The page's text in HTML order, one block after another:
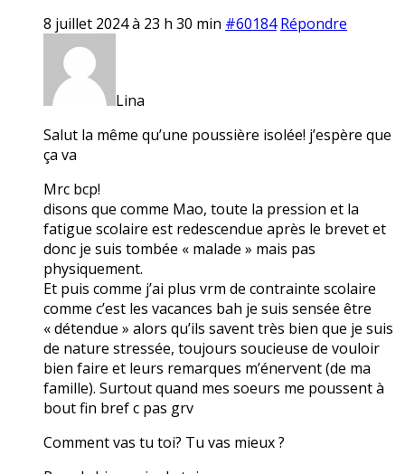
8 juillet 2024 à 23 h 30 min #60184 Répondre
Lina
Salut la même qu’une poussière isolée! j’espère que
ça va
Mrc bcp!
disons que comme Mao, toute la pression et la
fatigue scolaire est redescendue après le brevet et
donc je suis tombée « malade » mais pas
physiquement.
Et puis comme j’ai plus vrm de contrainte scolaire
comme c’est les vacances bah je suis sensée être
« détendue » alors qu’ils savent très bien que je suis
de nature stressée, toujours soucieuse de vouloir
bien faire et leurs remarques m’énervent (de ma
famille). Surtout quand mes soeurs me poussent à
bout fin bref c pas grv
Comment vas tu toi? Tu vas mieux ?